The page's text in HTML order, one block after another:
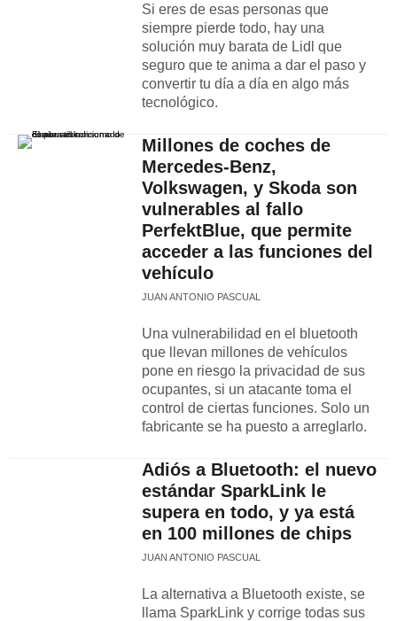
Si eres de esas personas que
siempre pierde todo, hay una
solución muy barata de Lidl que
seguro que te anima a dar el paso y
convertir tu día a día en algo más
tecnológico.
Millones de coches de
Mercedes-Benz,
Volkswagen, y Skoda son
vulnerables al fallo
PerfektBlue, que permite
acceder a las funciones del
vehículo
JUAN ANTONIO PASCUAL
Una vulnerabilidad en el bluetooth
que llevan millones de vehículos
pone en riesgo la privacidad de sus
ocupantes, si un atacante toma el
control de ciertas funciones. Solo un
fabricante se ha puesto a arreglarlo.
Adiós a Bluetooth: el nuevo
estándar SparkLink le
supera en todo, y ya está
en 100 millones de chips
JUAN ANTONIO PASCUAL
La alternativa a Bluetooth existe, se
llama SparkLink y corrige todas sus